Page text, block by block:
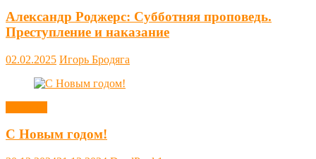
Александр Роджерс: Субботняя проповедь.
Преступление и наказание
02.02.2025 Игорь Бродяга
С Новым годом!